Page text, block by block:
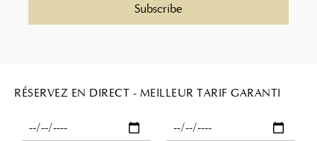
RÉSERVEZ EN DIRECT - MEILLEUR TARIF GARANTI